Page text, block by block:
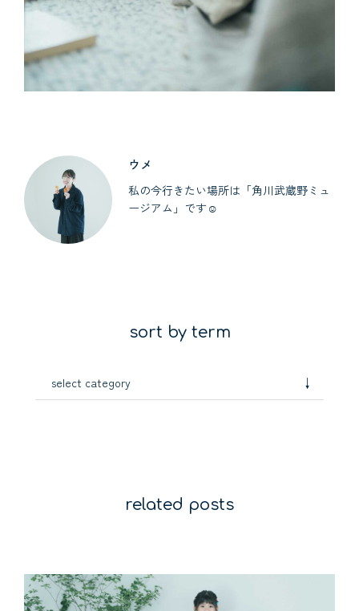
ウメ
私の今行きたい場所は「角川武蔵野ミュ
ージアム」です☺︎
sort by term
select category ↓
related posts